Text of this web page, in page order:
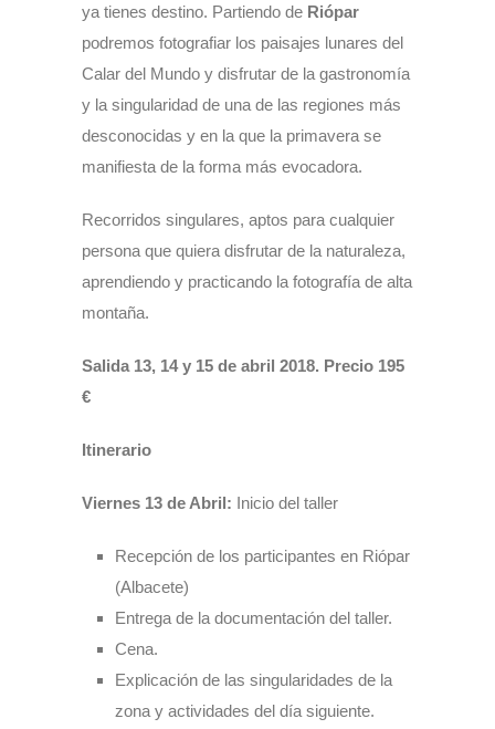
ya tienes destino. Partiendo de Riópar
podremos fotografiar los paisajes lunares del
Calar del Mundo y disfrutar de la gastronomía
y la singularidad de una de las regiones más
desconocidas y en la que la primavera se
manifiesta de la forma más evocadora.
Recorridos singulares, aptos para cualquier
persona que quiera disfrutar de la naturaleza,
aprendiendo y practicando la fotografía de alta
montaña.
Salida 13, 14 y 15 de abril 2018. Precio 195
€
Itinerario
Viernes 13 de Abril: Inicio del taller
Recepción de los participantes en Riópar
(Albacete)
Entrega de la documentación del taller.
Cena.
Explicación de las singularidades de la
zona y actividades del día siguiente.